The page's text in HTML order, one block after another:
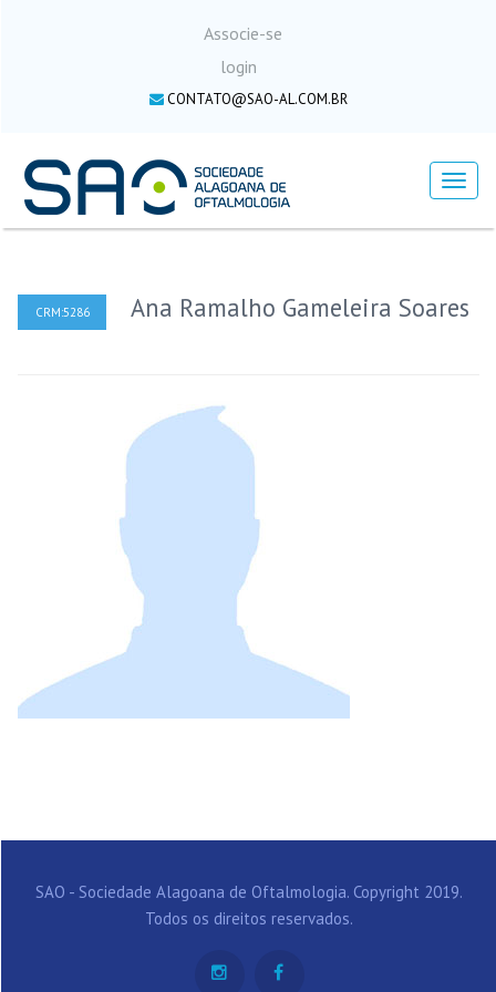
Associe-se
login
CONTATO@SAO-AL.COM.BR
Menu
CRM:5286 Ana Ramalho Gameleira Soares
SAO - Sociedade Alagoana de Oftalmologia. Copyright 2019.
Todos os direitos reservados.